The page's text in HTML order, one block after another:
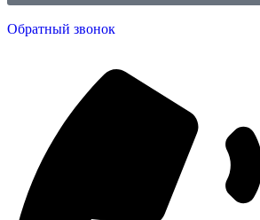
Обратный звонок